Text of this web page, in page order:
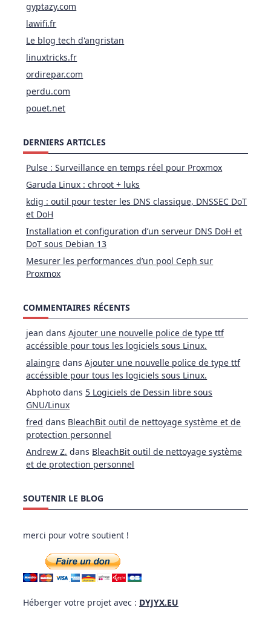
gyptazy.com
lawifi.fr
Le blog tech d'angristan
linuxtricks.fr
ordirepar.com
perdu.com
pouet.net
DERNIERS ARTICLES
Pulse : Surveillance en temps réel pour Proxmox
Garuda Linux : chroot + luks
kdig : outil pour tester les DNS classique, DNSSEC DoT
et DoH
Installation et configuration d’un serveur DNS DoH et
DoT sous Debian 13
Mesurer les performances d’un pool Ceph sur
Proxmox
COMMENTAIRES RÉCENTS
jean dansAjouter une nouvelle police de type ttf
accéssible pour tous les logiciels sous Linux.
alaingre dansAjouter une nouvelle police de type ttf
accéssible pour tous les logiciels sous Linux.
Abphoto dans 5 Logiciels de Dessin libre sous
GNU/Linux
fred dans BleachBit outil de nettoyage système et de
protection personnel
Andrew Z. dans BleachBit outil de nettoyage système
et de protection personnel
SOUTENIR LE BLOG
merci pour votre soutient !
Héberger votre projet avec : DYJYX.EU